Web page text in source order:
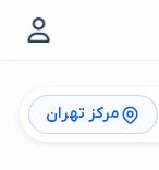
مرکز تهران